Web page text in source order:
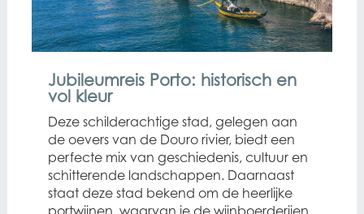
Jubileumreis Porto: historisch en
vol kleur
Deze schilderachtige stad, gelegen aan
de oevers van de Douro rivier, biedt een
perfecte mix van geschiedenis, cultuur en
schitterende landschappen. Daarnaast
staat deze stad bekend om de heerlijke
portwijnen, waarvan je de wijnboerderijen